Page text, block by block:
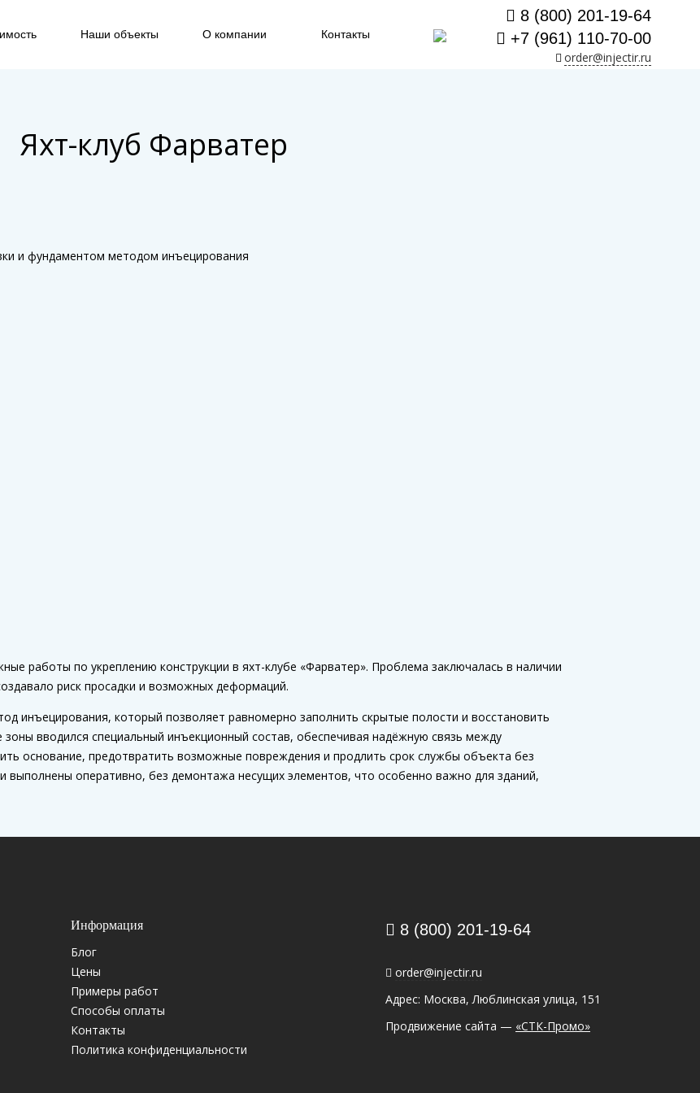
Наши объекты О компании Контакты
8 (800) 201-19-64
+7 (961) 110-70-00
order@injectir.ru
Яхт-клуб Фарватер
и фундаментом методом инъецирования
работы по укреплению конструкции в яхт-клубе «Фарватер». Проблема заключалась в наличии
риск просадки и возможных деформаций.
инъецирования, который позволяет равномерно заполнить скрытые полости и восстановить
вводился специальный инъекционный состав, обеспечивая надёжную связь между
основание, предотвратить возможные повреждения и продлить срок службы объекта без
оперативно, без демонтажа несущих элементов, что особенно важно для зданий,
Информация
Блог
Цены
Примеры работ
Способы оплаты
Контакты
Политика конфиденциальности
8 (800) 201-19-64
order@injectir.ru
Адрес: Москва, Люблинская улица, 151
Продвижение сайта — «СТК-Промо»